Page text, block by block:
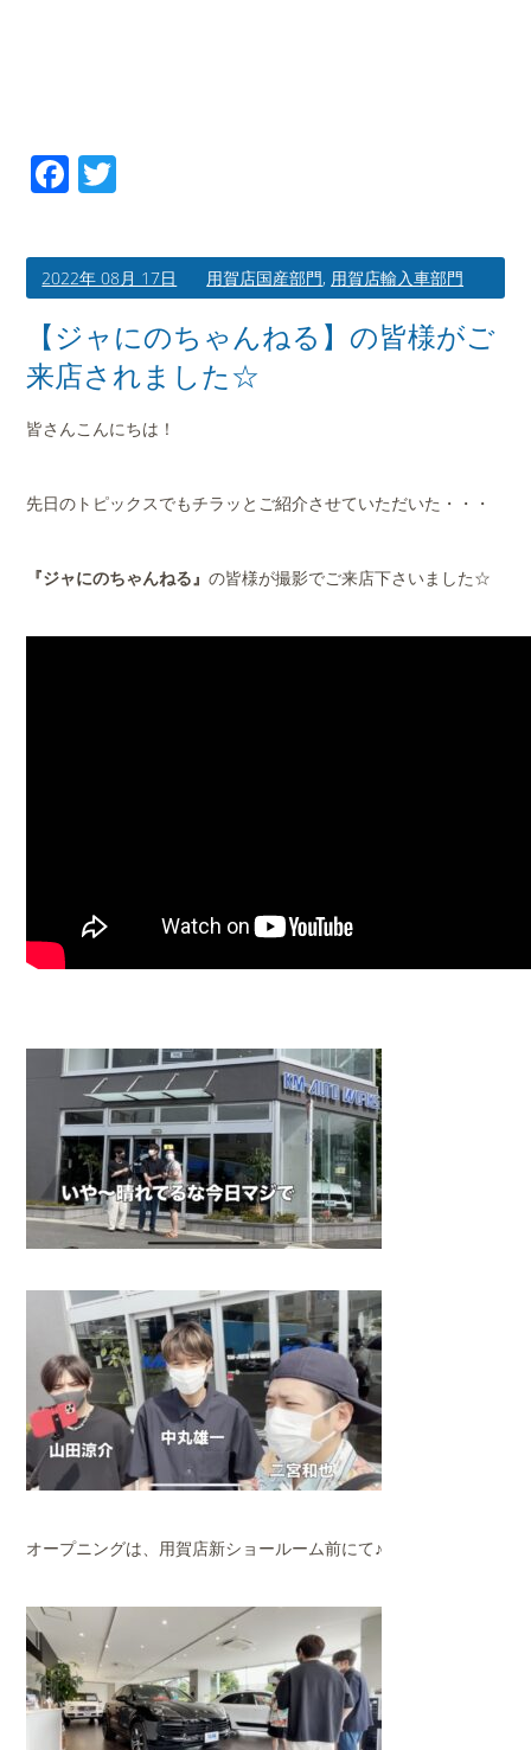
Facebook
2022年 08月 17日 用賀店国産部門, 用賀店輸入車部門
【ジャにのちゃんねる】の皆様がご
来店されました☆
皆さんこんにちは！
先日のトピックスでもチラッとご紹介させていただいた・・・
『ジャにのちゃんねる』の皆様が撮影でご来店下さいました☆
オープニングは、用賀店新ショールーム前にて♪